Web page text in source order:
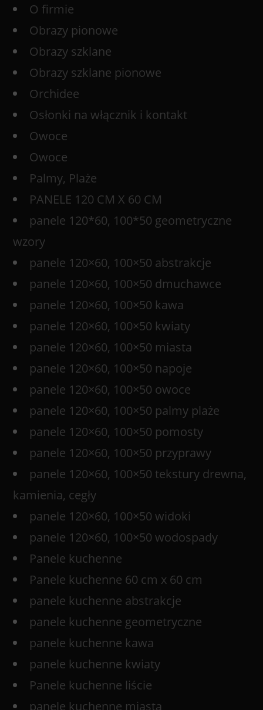
O firmie
Obrazy pionowe
Obrazy szklane
Obrazy szklane pionowe
Orchidee
Osłonki na włącznik i kontakt
Owoce
Owoce
Palmy, Plaże
PANELE 120 CM X 60 CM
panele 120*60, 100*50 geometryczne
wzory
panele 120×60, 100×50 abstrakcje
panele 120×60, 100×50 dmuchawce
panele 120×60, 100×50 kawa
panele 120×60, 100×50 kwiaty
panele 120×60, 100×50 miasta
panele 120×60, 100×50 napoje
panele 120×60, 100×50 owoce
panele 120×60, 100×50 palmy plaże
panele 120×60, 100×50 pomosty
panele 120×60, 100×50 przyprawy
panele 120×60, 100×50 tekstury drewna,
kamienia, cegły
panele 120×60, 100×50 widoki
panele 120×60, 100×50 wodospady
Panele kuchenne
Panele kuchenne 60 cm x 60 cm
panele kuchenne abstrakcje
panele kuchenne geometryczne
panele kuchenne kawa
panele kuchenne kwiaty
Panele kuchenne liście
panele kuchenne miasta